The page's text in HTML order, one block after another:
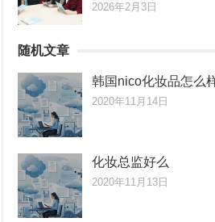
2026年2月3日
随机文章
韩国nico化妆品怎么
2020年11月14日
化妆总监好么
2020年11月13日